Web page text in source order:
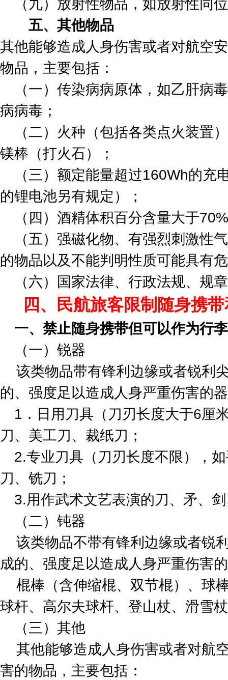
（九）放射性物品，如放射性同
五、其他物品
其他能够造成人身伤害或者对航空
物品，主要包括：
（一）传染病病原体，如乙肝病
病病毒；
（二）火种（包括各类点火装置
镁棒（打火石）；
（三）额定能量超过160Wh的充
的锂电池另有规定）；
（四）酒精体积百分含量大于
（五）强磁化物、有强烈刺激性
的物品以及不能判明性质可能具有
（六）国家法律、行政法规、规
四、民航旅客限制随身携带
一、禁止随身携带但可以作为行
（一）锐器
该类物品带有锋利边缘或者锐利
的、强度足以造成人身严重伤害的
1．日用刀具（刀刃长度大于6厘
刀、美工刀、裁纸刀；
2.专业刀具（刀刃长度不限），
刀、铣刀；
3.用作武术文艺表演的刀、矛、
（二）钝器
该类物品不带有锋利边缘或者锐
成的、强度足以造成人身严重伤害
棍棒（含伸缩棍、双节棍）、球
球杆、高尔夫球杆、登山杖、滑雪
（三）其他
其他能够造成人身伤害或者对航
害的物品，主要包括：